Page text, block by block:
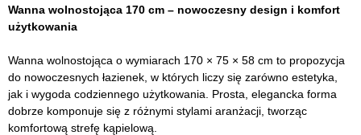
Wanna wolnostojąca 170 cm – nowoczesny design i komfort
użytkowania
Wanna wolnostojąca o wymiarach 170 × 75 × 58 cm to propozycja
do nowoczesnych łazienek, w których liczy się zarówno estetyka,
jak i wygoda codziennego użytkowania. Prosta, elegancka forma
dobrze komponuje się z różnymi stylami aranżacji, tworząc
komfortową strefę kąpielową.